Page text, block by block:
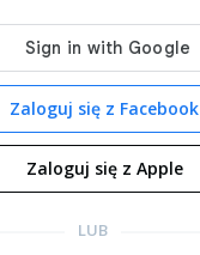
Zaloguj się z Facebook
Zaloguj się z Apple
LUB